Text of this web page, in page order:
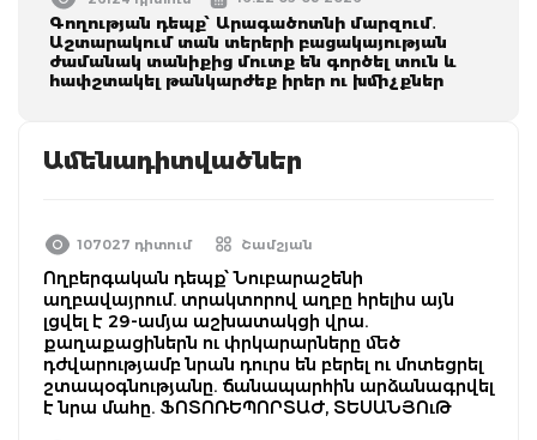
Գողության դեպք՝ Արագածոտնի մարզում․
Աշտարակում տան տերերի բացակայության
ժամանակ տանիքից մուտք են գործել տուն և
հափշտակել թանկարժեք իրեր ու խմիչքներ
Ամենադիտվածներ
107027 դիտում Շամշյան
Ողբերգական դեպք՝ Նուբարաշենի
աղբավայրում. տրակտորով աղբը հրելիս այն
լցվել է 29-ամյա աշխատակցի վրա.
քաղաքացիներն ու փրկարարները մեծ
դժվարությամբ նրան դուրս են բերել ու մոտեցրել
շտապօգնությանը. ճանապարհին արձանագրվել
է նրա մահը. ՖՈՏՈՌԵՊՈՐՏԱԺ, ՏԵՍԱՆՅՈւԹ